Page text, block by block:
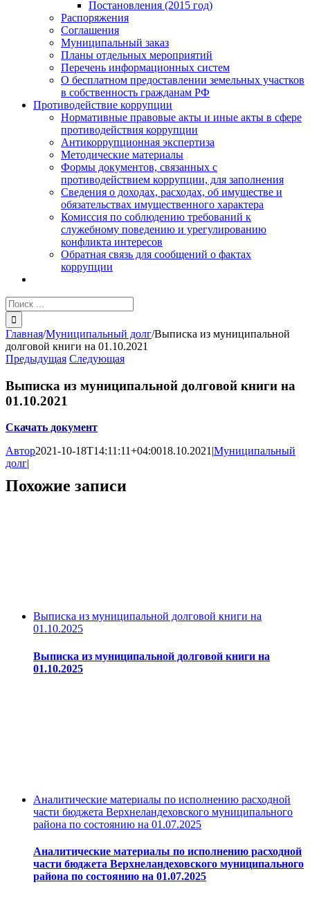
Постановления (2015 год)
Распоряжения
Соглашения
Муниципальный заказ
Планы отдельных мероприятий
Перечень информационных систем
О бесплатном предоставлении земельных участков
в собственность гражданам РФ
Противодействие коррупции
Нормативные правовые акты и иные акты в сфере
противодействия коррупции
Антикоррупционная экспертиза
Методические материалы
Формы документов, связанных с
противодействием коррупции, для заполнения
Сведения о доходах, расходах, об имуществе и
обязательствах имущественного характера
Комиссия по соблюдению требований к
служебному поведению и урегулированию
конфликта интересов
Обратная связь для сообщений о фактах
коррупции
Результат
поиска:
Главная/Муниципальный долг/Выписка из муниципальной
долговой книги на 01.10.2021
Предыдущая Следующая
Выписка из муниципальной долговой книги на
01.10.2021
Скачать документ
Автор2021-10-18T14:11:11+04:0018.10.2021|Муниципальный
долг|
Похожие записи
Выписка из муниципальной долговой книги на
01.10.2025
Выписка из муниципальной долговой книги на
01.10.2025
Аналитические материалы по исполнению расходной
части бюджета Верхнеландеховского муниципального
района по состоянию на 01.07.2025
Аналитические материалы по исполнению расходной
части бюджета Верхнеландеховского муниципального
района по состоянию на 01.07.2025